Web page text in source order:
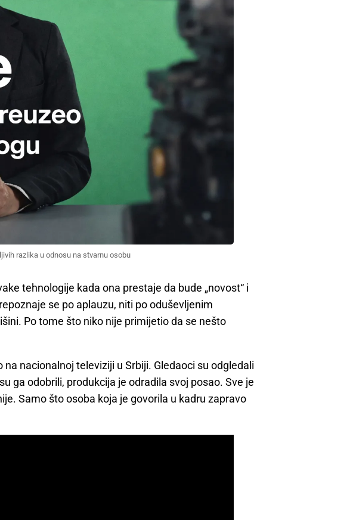
razlika u odnosu na stvarnu osobu
tehnologije kada ona prestaje da bude „novost“ i
se po aplauzu, niti po oduševljenim
Po tome što niko nije primijetio da se nešto
na nacionalnoj televiziji u Srbiji. Gledaoci su odgledali
ga odobrili, produkcija je odradila svoj posao. Sve je
Samo što osoba koja je govorila u kadru zapravo